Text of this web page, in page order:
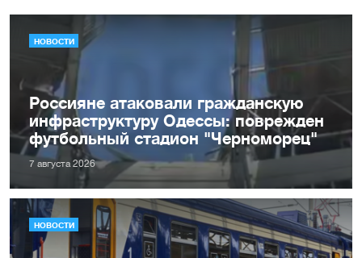
НОВОСТИ
Россияне атаковали гражданскую
инфраструктуру Одессы: поврежден
футбольный стадион "Черноморец"
7 августа 2026
НОВОСТИ